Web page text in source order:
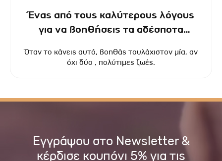
Ένας από τους καλύτερους λόγους
για να βοηθήσεις τα αδέσποτα
Όταν το κάνεις αυτό, βοηθάς τουλάχιστον μία, αν
όχι δύο , πολύτιμες ζωές.
Εγγράψου στο Newsletter &
κέρδισε κουπόνι 5% για τις